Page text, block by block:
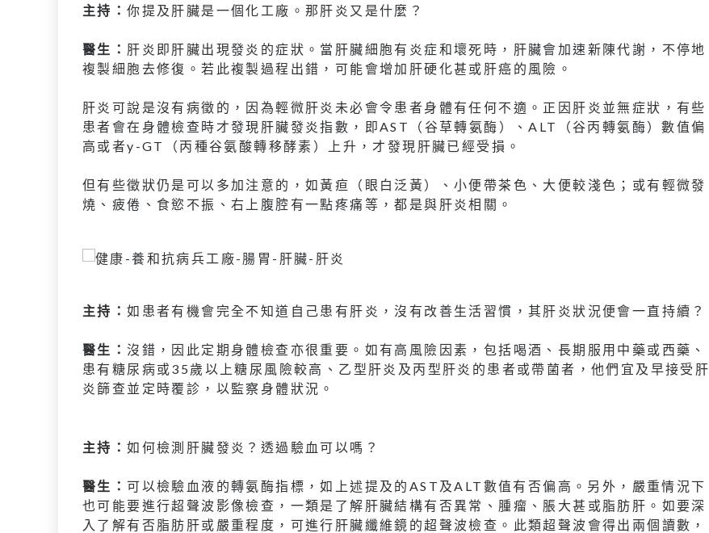
主持：你提及肝臟是一個化工廠。那肝炎又是什麼？
醫生： 肝炎即肝臟出現發炎的症狀。當肝臟細胞有炎症和壞死時，肝臟會加速新陳代謝，不停地
複製細胞去修復。若此複製過程出錯，可能會增加肝硬化甚或肝癌的風險。
肝炎可說是沒有病徵的，因為輕微肝炎未必會令患者身體有任何不適。正因肝炎並無症狀，有些
患者會在身體檢查時才發現肝臟發炎指數，即AST（谷草轉氨酶）、ALT（谷丙轉氨酶）數值偏
高或者y-GT（丙種谷氨酸轉移酵素）上升，才發現肝臟已經受損。
但有些徵狀仍是可以多加注意的，如黃疸（眼白泛黃）、小便帶茶色、大便較淺色；或有輕微發
燒、疲倦、食慾不振、右上腹腔有一點疼痛等，都是與肝炎相關。
主持：如患者有機會完全不知道自己患有肝炎，沒有改善生活習慣，其肝炎狀況便會一直持續？
醫生：沒錯，因此定期身體檢查亦很重要。如有高風險因素，包括喝酒、長期服用中藥或西藥、
患有糖尿病或35歲以上糖尿風險較高、乙型肝炎及丙型肝炎的患者或帶菌者，他們宜及早接受肝
炎篩查並定時覆診，以監察身體狀況。
主持：如何檢測肝臟發炎？透過驗血可以嗎？
醫生： 可以檢驗血液的轉氨酶指標，如上述提及的AST及ALT數值有否偏高。另外，嚴重情況下
也可能要進行超聲波影像檢查，一類是了解肝臟結構有否異常、腫瘤、脹大甚或脂肪肝。如要深
入了解有否脂肪肝或嚴重程度，可進行肝臟纖維鏡的超聲波檢查。此類超聲波會得出兩個讀數，